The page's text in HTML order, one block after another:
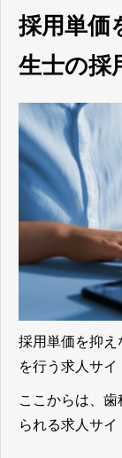
採用単価
生士の採
採用単価を抑え
を行う求人サイ
ここからは、
られる求人サイ